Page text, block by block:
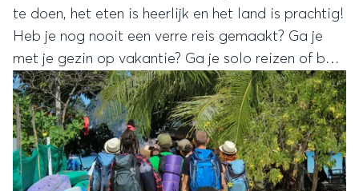
te doen, het eten is heerlijk en het land is prachtig!
Heb je nog nooit een verre reis gemaakt? Ga je
met je gezin op vakantie? Ga je solo reizen of ben
je toe aan een avontuur? Thailand heeft het
allemaal! En mocht je nog niet genoeg redenen
hebben om je rondreis naar Thailand te boeken,
dan hebben we nog 12 extra redenen voor je
gevonden.